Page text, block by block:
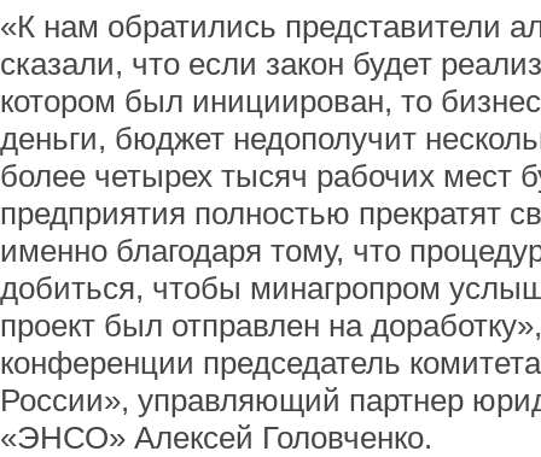
«К нам обратились представители
сказали, что если закон будет
котором был инициирован, то
деньги, бюджет недополучит
более четырех тысяч рабочих мест
предприятия полностью прекратят
именно благодаря тому, что
добиться, чтобы минагропром
проект был отправлен на
конференции председатель
России», управляющий партнер
«ЭНСО» Алексей Головченко.